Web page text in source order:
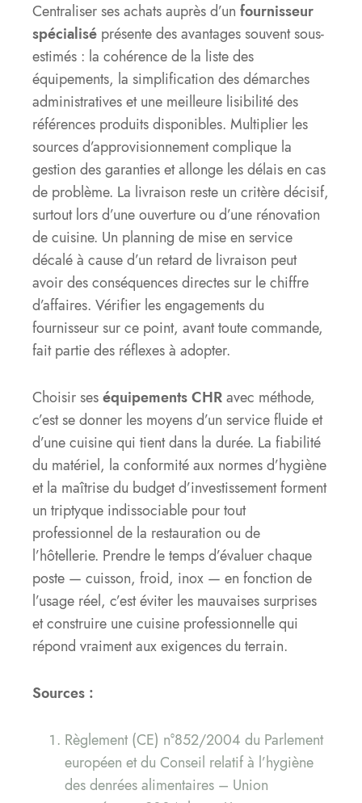
Centraliser ses achats auprès d’un fournisseur
spécialisé présente des avantages souvent sous-
estimés : la cohérence de la liste des
équipements, la simplification des démarches
administratives et une meilleure lisibilité des
références produits disponibles. Multiplier les
sources d’approvisionnement complique la
gestion des garanties et allonge les délais en cas
de problème. La livraison reste un critère décisif,
surtout lors d’une ouverture ou d’une rénovation
de cuisine. Un planning de mise en service
décalé à cause d’un retard de livraison peut
avoir des conséquences directes sur le chiffre
d’affaires. Vérifier les engagements du
fournisseur sur ce point, avant toute commande,
fait partie des réflexes à adopter.
Choisir seséquipements CHRavec méthode,
c’est se donner les moyens d’un service fluide et
d’une cuisine qui tient dans la durée. La fiabilité
du matériel, la conformité aux normes d’hygiène
et la maîtrise du budget d’investissement forment
un triptyque indissociable pour tout
professionnel de la restauration ou de
l’hôtellerie. Prendre le temps d’évaluer chaque
poste — cuisson, froid, inox — en fonction de
l’usage réel, c’est éviter les mauvaises surprises
et construire une cuisine professionnelle qui
répond vraiment aux exigences du terrain.
Sources :
Règlement (CE) n°852/2004 du Parlement
européen et du Conseil relatif à l’hygiène
des denrées alimentaires – Union